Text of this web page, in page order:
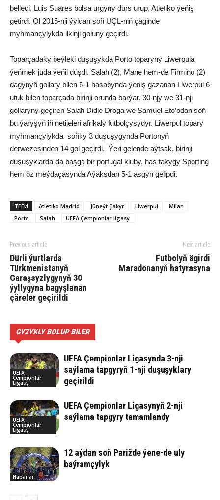
belledi. Luis Suares bolsa urgyny dürs urup, Atletiko ýeňiş
getirdi. Ol 2015-nji ýyldan soň UÇL-niň çäginde
myhmançylykda ilkinji goluny geçirdi.
Toparçadaky beýleki duşuşykda Porto toparyny Liwerpula
ýeňmek juda ýeňil düşdi. Salah (2), Mane hem-de Firmino (2)
dagynyň gollary bilen 5-1 hasabynda ýeňiş gazanan Liwerpul 6
utuk bilen toparçada birinji orunda barýar. 30-njy we 31-nji
gollaryny geçiren Salah Didie Droga we Samuel Eto’odan soň
bu ýaryşyň iň netijeleri afrikaly futbolçysydyr. Liwerpul topary
myhmançylykda soňky 3 duşuşygynda Portonyň
derwezesinden 14 gol geçirdi. Ýeri gelende aýtsak, birinji
duşuşyklarda-da başga bir portugal kluby, has takygy Sporting
hem öz meýdaçasynda Aýaksdan 5-1 asgyn gelipdi.
ТЕГИ Atletiko Madrid Jüneýt Çakyr Liwerpul
Milan
Porto
Salah UEFA Çempionlar ligasy
Previous article
Dürli ýurtlarda
Türkmenistanyň
Garaşsyzlygynyň 30
ýyllygyna bagyşlanan
çäreler geçirildi
Next article
Futbolyň ägirdi
Maradonanyň hatyrasyna
GYZYKLY BOLUP BILER
UEFA
Çempionlar
Ligasy
UEFA Çempionlar Ligasynda 3-nji
saýlama tapgyryň 1-nji duşuşyklary
geçirildi
UEFA
Çempionlar
Ligasy
UEFA Çempionlar Ligasynyň 2-nji
saýlama tapgyry tamamlandy
Habarlar
12 aýdan soň Parižde ýene-de uly
baýramçylyk